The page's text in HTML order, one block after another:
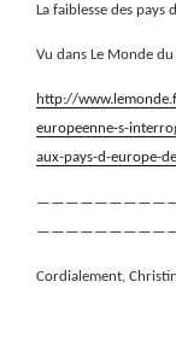
La faiblesse des pays
Vu dans Le Monde
http://
europeenne-s-
aux-pays-d-europe-
Cordialement,